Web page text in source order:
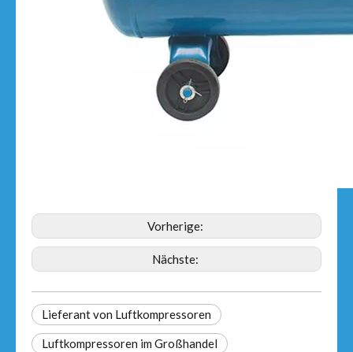
Vorherige:
Nächste:
Lieferant von Luftkompressoren
Luftkompressoren im Großhandel